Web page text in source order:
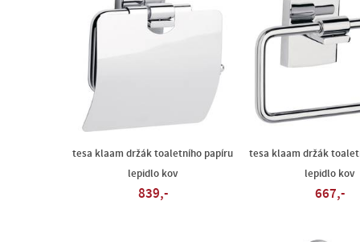
tesa klaam držák toaletního papíru
lepidlo kov
839,-
tesa klaam držák
lepidlo kov
667,-